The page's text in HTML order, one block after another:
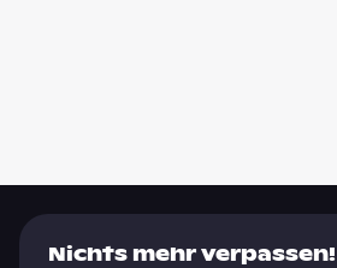
Nichts mehr verpassen!